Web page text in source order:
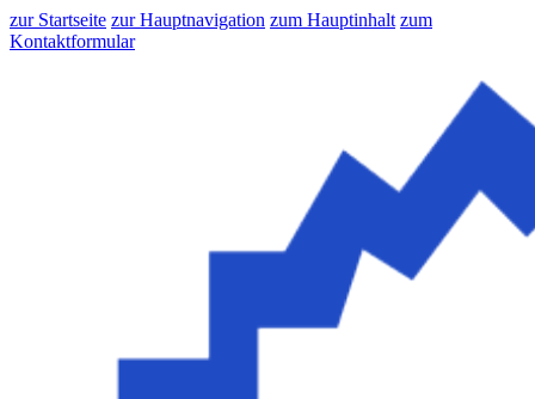
zur Startseite zur Hauptnavigation zum Hauptinhalt zum
Kontaktformular